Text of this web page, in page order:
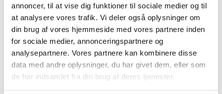
annoncer, til at vise dig funktioner til sociale medier og til
at analysere vores trafik. Vi deler også oplysninger om
din brug af vores hjemmeside med vores partnere inden
for sociale medier, annonceringspartnere og
analysepartnere. Vores partnere kan kombinere disse
data med andre oplysninger, du har givet dem, eller som
de har indsamlet fra din brug af deres tjenester.
Konfirmation i
Skellebjerg kirke d.
2.5. 2027 Kl. 10:30
Konfirmation i